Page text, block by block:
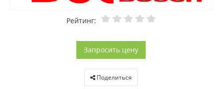
Рейтинг:
Запросить цену
Поделиться